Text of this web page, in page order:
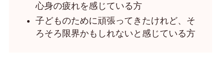
心身の疲れを感じている方
子どものために頑張ってきたけれど、そ
ろそろ限界かもしれないと感じている方